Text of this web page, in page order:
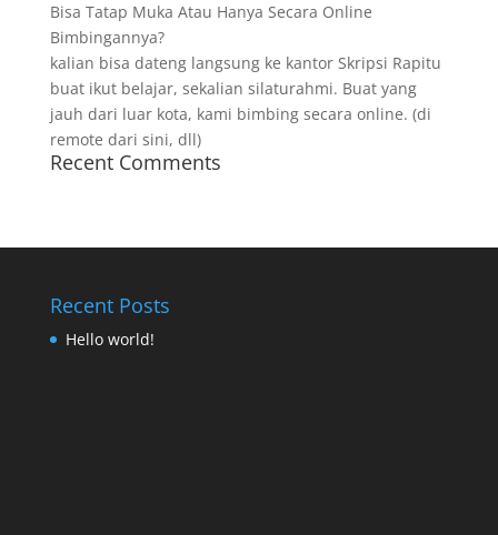
Bisa Tatap Muka Atau Hanya Secara Online
Bimbingannya?
kalian bisa dateng langsung ke kantor Skripsi Rapitu
buat ikut belajar, sekalian silaturahmi. Buat yang
jauh dari luar kota, kami bimbing secara online. (di
remote dari sini, dll)
Recent Comments
Recent Posts
Hello world!